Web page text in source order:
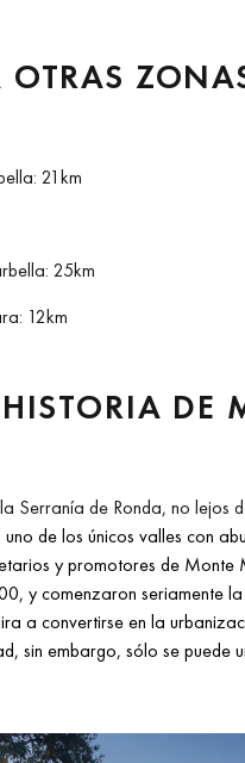
21km
25km
12km
DE
Serranía de Ronda, no lejos
de los únicos valles con
y promotores de
y comenzaron seriamente
a convertirse en la
sin embargo, sólo se puede